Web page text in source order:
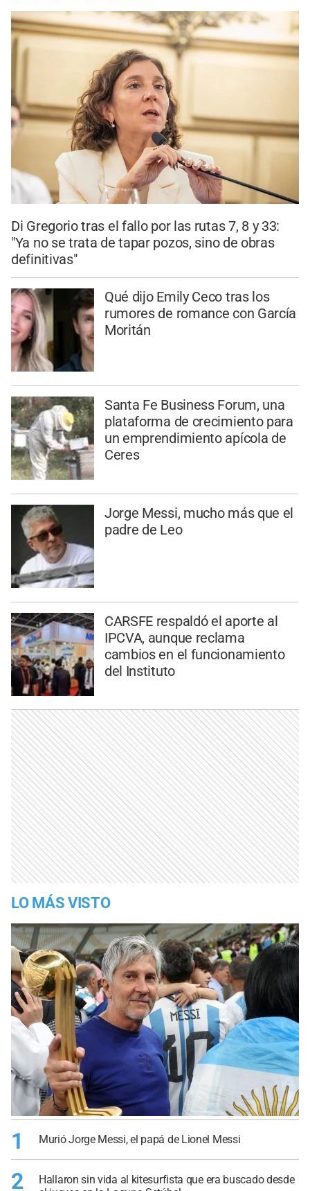
Di Gregorio tras el fallo por las rutas 7, 8 y 33:
"Ya no se trata de tapar pozos, sino de obras
definitivas"
Qué dijo Emily Ceco tras los
rumores de romance con García
Moritán
Santa Fe Business Forum, una
plataforma de crecimiento para
un emprendimiento apícola de
Ceres
Jorge Messi, mucho más que el
padre de Leo
CARSFE respaldó el aporte al
IPCVA, aunque reclama
cambios en el funcionamiento
del Instituto
LO MÁS VISTO
1 Murió Jorge Messi, el papá de Lionel Messi
2
Hallaron sin vida al kitesurfista que era buscado desde